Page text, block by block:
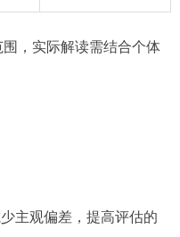
，实际解读需结合个体
主观偏差，提高评估的